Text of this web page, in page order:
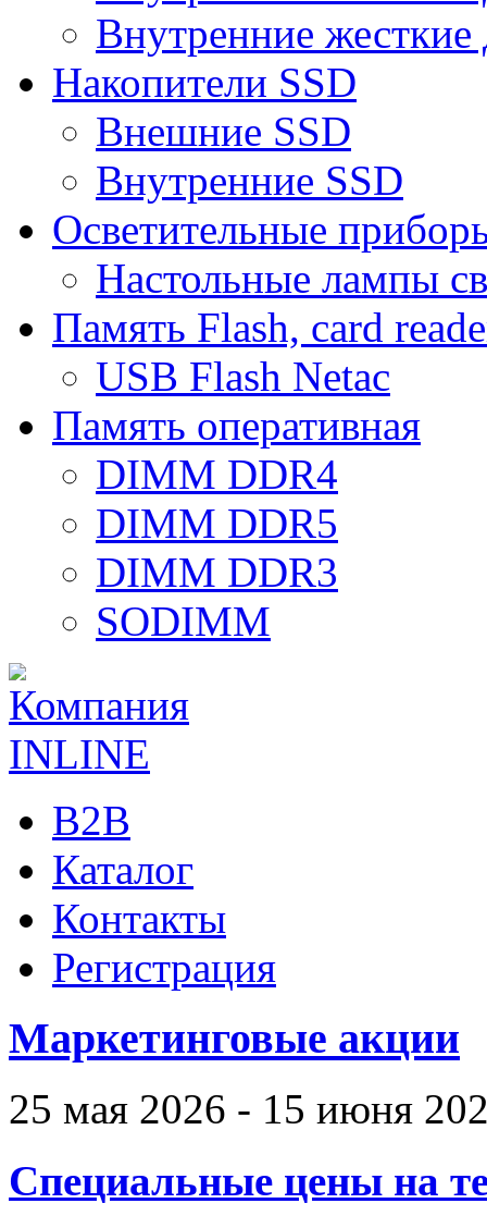
Внутренние
Накопители SSD
Внешние SSD
Внутренние SSD
Осветительные
Настольные лампы
Память Flash, card
USB Flash Netac
Память оперативная
DIMM DDR4
DIMM DDR5
DIMM DDR3
SODIMM
B2B
Каталог
Контакты
Регистрация
Маркетинговые акции
25 мая 2026 - 15 июня
Специальные цены на